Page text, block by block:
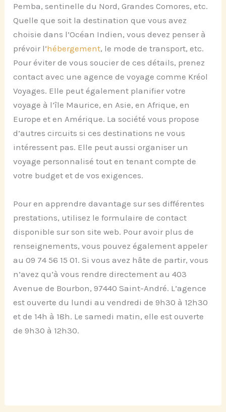
Pemba, sentinelle du Nord, Grandes Comores, etc.
Quelle que soit la destination que vous avez
choisie dans l’Océan Indien, vous devez penser à
prévoir l’hébergement, le mode de transport, etc.
Pour éviter de vous soucier de ces détails, prenez
contact avec une agence de voyage comme Kréol
Voyages. Elle peut également planifier votre
voyage à l’île Maurice, en Asie, en Afrique, en
Europe et en Amérique. La société vous propose
d’autres circuits si ces destinations ne vous
intéressent pas. Elle peut aussi organiser un
voyage personnalisé tout en tenant compte de
votre budget et de vos exigences.
Pour en apprendre davantage sur ses différentes
prestations, utilisez le formulaire de contact
disponible sur son site web. Pour avoir plus de
renseignements, vous pouvez également appeler
au 09 74 56 15 01. Si vous avez hâte de partir, vous
n’avez qu’à vous rendre directement au 403
Avenue de Bourbon, 97440 Saint-André. L’agence
est ouverte du lundi au vendredi de 9h30 à 12h30
et de 14h à 18h. Le samedi matin, elle est ouverte
de 9h30 à 12h30.